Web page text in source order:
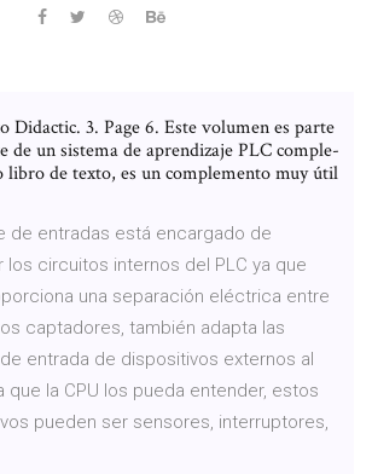
Didactic. 3. Page 6. Este volumen es parte
de un sistema de aprendizaje PLC comple-
libro de texto, es un complemento muy útil
de entradas está encargado de
los circuitos internos del PLC ya que
una separación eléctrica entre
captadores, también adapta las
entrada de dispositivos externos al
que la CPU los pueda entender, estos
pueden ser sensores, interruptores,